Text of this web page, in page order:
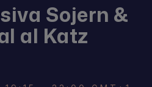
Sojern &
al Katz